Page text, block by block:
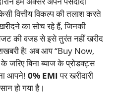
वित्तीय विकल्प की तलाश करते
का सोच रहे हैं, जिनकी
की वजह से इसे तुरंत नहीं खरीद
है! अब आप “Buy Now,
बिना ब्याज के प्रोडक्ट्स
आपने! 0% EMI पर खरीदारी
हो गया है।